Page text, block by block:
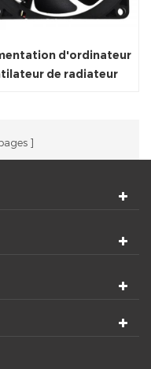
d'ordinateur
de radiateur